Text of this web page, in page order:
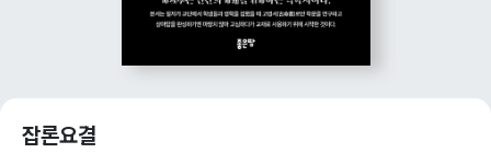
잡론요결